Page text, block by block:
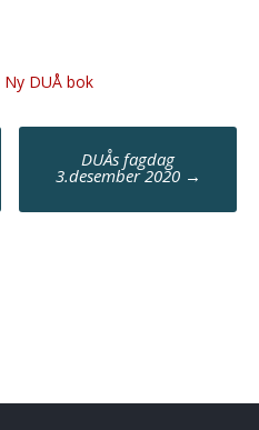
Ny DUÅ bok
DUÅs fagdag
3.desember 2020 →